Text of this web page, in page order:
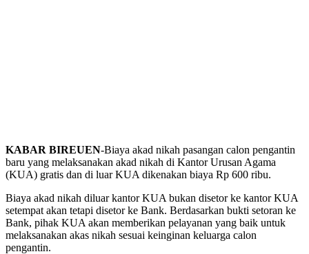
KABAR BIREUEN-Biaya akad nikah pasangan calon pengantin
baru yang melaksanakan akad nikah di Kantor Urusan Agama
(KUA) gratis dan di luar KUA dikenakan biaya Rp 600 ribu.
Biaya akad nikah diluar kantor KUA bukan disetor ke kantor KUA
setempat akan tetapi disetor ke Bank. Berdasarkan bukti setoran ke
Bank, pihak KUA akan memberikan pelayanan yang baik untuk
melaksanakan akas nikah sesuai keinginan keluarga calon
pengantin.